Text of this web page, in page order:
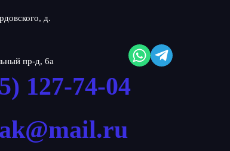
д.
пр-д, 6а
127-74-04